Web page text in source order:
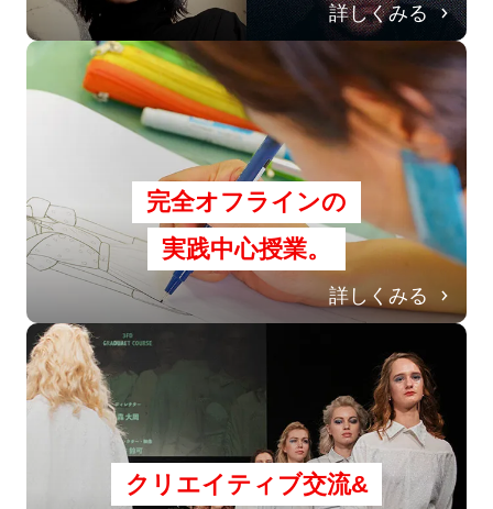
詳しくみる
完全オフラインの
実践中心授業。
詳しくみる
クリエイティブ交流&